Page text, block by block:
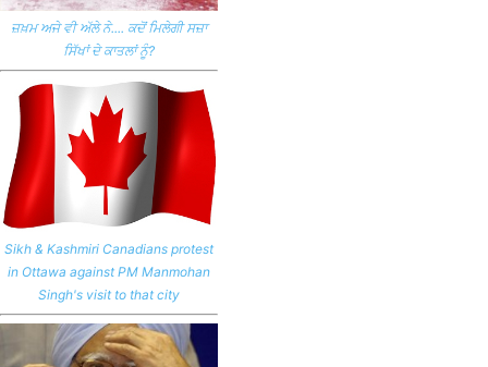
ਜ਼ਖ਼ਮ ਅਜੇ ਵੀ ਅੱਲੇ ਨੇ.... ਕਦੋਂ ਮਿਲੇਗੀ ਸਜ਼ਾ
ਸਿੱਖਾਂ ਦੇ ਕਾਤਲਾਂ ਨੂੰ?
Sikh & Kashmiri Canadians protest
in Ottawa against PM Manmohan
Singh's visit to that city